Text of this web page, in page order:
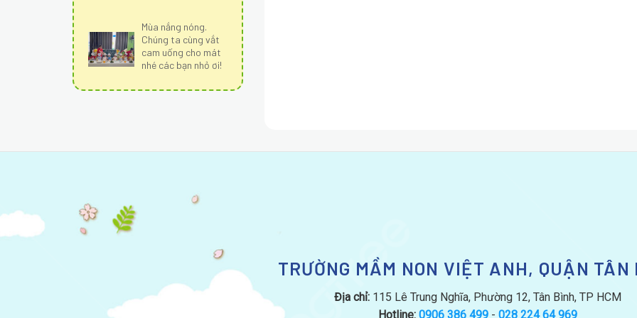
Mùa nắng nóng.
Chúng ta cùng vắt
cam uống cho mát
nhé các bạn nhỏ ơi!
TRƯỜNG MẦM NON VIỆT ANH, QUẬN TÂN
Địa chỉ: 115 Lê Trung Nghĩa, Phường 12, Tân Bình, TP HCM
Hotline: 0906 386 499 - 028 224 64 969